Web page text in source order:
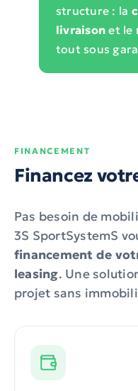
structure : la
livraison et le
tout sous
FINANCEMENT
Financez
Pas besoin de
3S SportSystemS
financement de
leasing. Une
projet sans